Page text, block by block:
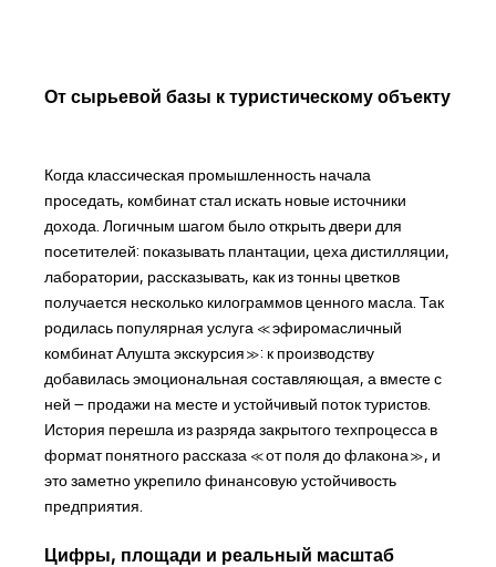
От сырьевой базы к туристическому объекту
Когда классическая промышленность начала
проседать, комбинат стал искать новые источники
дохода. Логичным шагом было открыть двери для
посетителей: показывать плантации, цеха дистилляции,
лаборатории, рассказывать, как из тонны цветков
получается несколько килограммов ценного масла. Так
родилась популярная услуга «эфиромасличный
комбинат Алушта экскурсия»: к производству
добавилась эмоциональная составляющая, а вместе с
ней – продажи на месте и устойчивый поток туристов.
История перешла из разряда закрытого техпроцесса в
формат понятного рассказа «от поля до флакона», и
это заметно укрепило финансовую устойчивость
предприятия.
Цифры, площади и реальный масштаб